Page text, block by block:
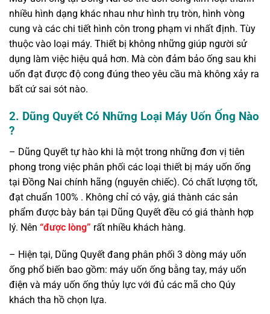
nhiều hình dạng khác nhau như hình trụ tròn, hình vòng
cung và các chi tiết hình côn trong phạm vi nhất định. Tùy
thuộc vào loại máy. Thiết bị không những giúp người sử
dụng làm việc hiệu quả hơn. Mà còn đảm bảo ống sau khi
uốn đạt được độ cong đúng theo yêu cầu mà không xảy ra
bất cứ sai sót nào.
2. Dũng Quyết Có Những Loại Máy Uốn Ống Nào
?
– Dũng Quyết tự hào khi là một trong những đơn vị tiên
phong trong việc phân phối các loại thiết bị máy uốn ống
tại Đồng Nai chính hãng (nguyên chiếc). Có chất lượng tốt,
đạt chuẩn 100% . Không chỉ có vậy, giá thành các sản
phẩm được bày bán tại Dũng Quyết đều có giá thành hợp
lý. Nên “được lòng” rất nhiều khách hàng.
– Hiện tại, Dũng Quyết đang phân phối 3 dòng máy uốn
ống phổ biến bao gồm: máy uốn ống bằng tay, máy uốn
điện và máy uốn ống thủy lực với đủ các mã cho Qúy
khách tha hồ chọn lựa.